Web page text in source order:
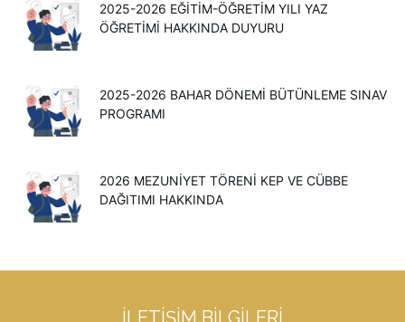
2025-2026 EĞİTİM-ÖĞRETİM YILI YAZ
ÖĞRETİMİ HAKKINDA DUYURU
2025-2026 BAHAR DÖNEMİ BÜTÜNLEME SINAV
PROGRAMI
2026 MEZUNIYET TÖRENI KEP VE CÜBBE
DAĞITIMI HAKKINDA
İLETIŞIM BILGILERI